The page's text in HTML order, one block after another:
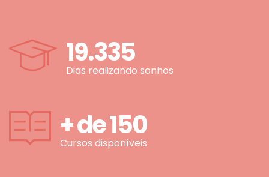
19.335
Dias realizando sonhos
+ de150
Cursos disponíveis